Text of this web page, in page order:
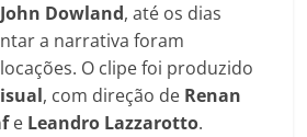
John Dowland, até os dias
a narrativa foram
O clipe foi produzido
, com direção de Renan
e Leandro Lazzarotto.